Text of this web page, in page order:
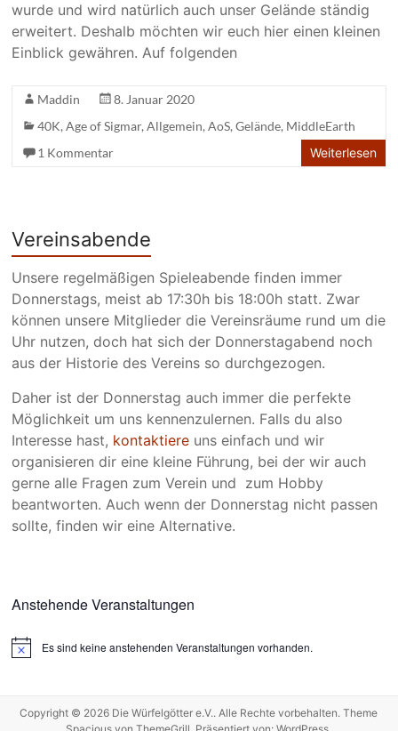
wurde und wird natürlich auch unser Gelände ständig
erweitert. Deshalb möchten wir euch hier einen kleinen
Einblick gewähren. Auf folgenden
Maddin
8. Januar 2020
40K,Age of Sigmar,Allgemein,AoS,Gelände, MiddleEarth
1 Kommentar
Weiterlesen
Vereinsabende
Unsere regelmäßigen Spieleabende finden immer
Donnerstags, meist ab 17:30h bis 18:00h statt. Zwar
können unsere Mitglieder die Vereinsräume rund um die
Uhr nutzen, doch hat sich der Donnerstagabend noch
aus der Historie des Vereins so durchgezogen.
Daher ist der Donnerstag auch immer die perfekte
Möglichkeit um uns kennenzulernen. Falls du also
Interesse hast, kontaktiere uns einfach und wir
organisieren dir eine kleine Führung, bei der wir auch
gerne alle Fragen zum Verein und zum Hobby
beantworten. Auch wenn der Donnerstag nicht passen
sollte, finden wir eine Alternative.
Anstehende Veranstaltungen
H
Es sind keine anstehenden Veranstaltungen vorhanden.
Copyright © 2026 Die Würfelgötter e.V.. Alle Rechte vorbehalten. Theme